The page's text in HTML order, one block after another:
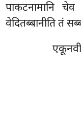
पाकटनामानि चेव
वेदितब्बानीति तं